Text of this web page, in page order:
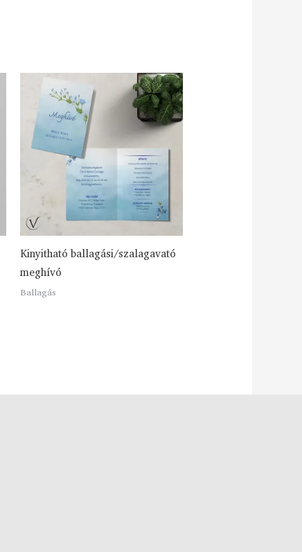
Kinyitható ballagási/szalagavató
meghívó
Ballagás